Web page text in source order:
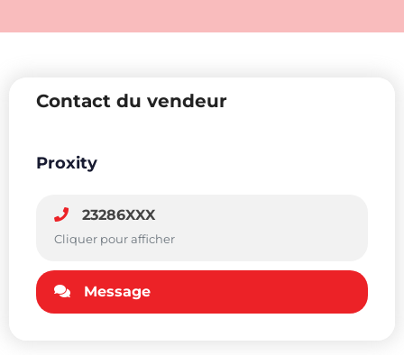
Contact du vendeur
Proxity
23286XXX
Cliquer pour afficher
Message